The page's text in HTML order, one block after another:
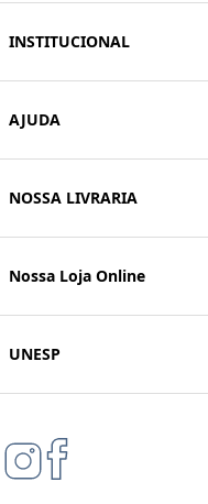
INSTITUCIONAL
AJUDA
NOSSA LIVRARIA
Nossa Loja Online
UNESP